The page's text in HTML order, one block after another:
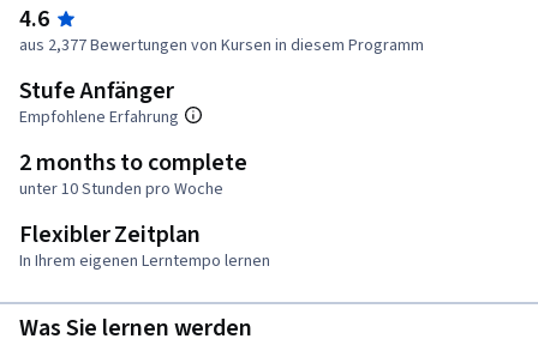
4.6
aus 2,377 Bewertungen von Kursen in diesem Programm
Stufe Anfänger
Empfohlene Erfahrung
2 months to complete
unter 10 Stunden pro Woche
Flexibler Zeitplan
In Ihrem eigenen Lerntempo lernen
Was Sie lernen werden